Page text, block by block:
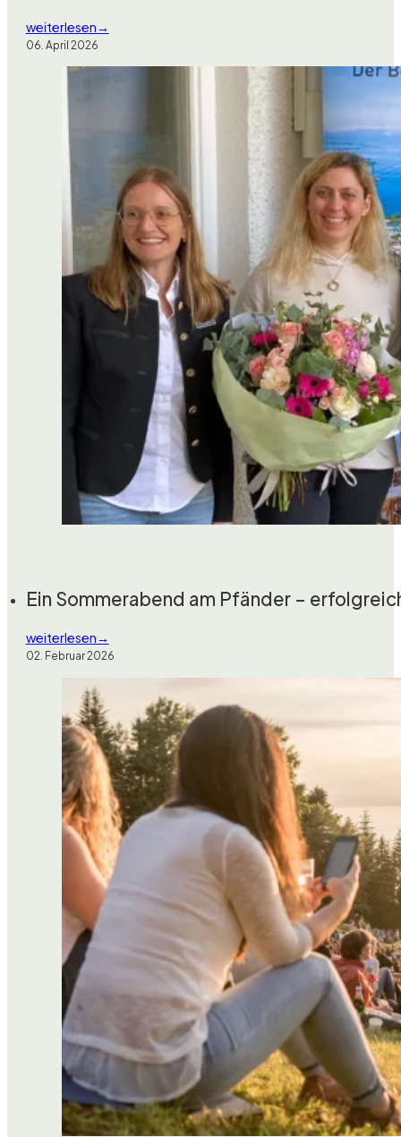
weiterlesen
06. April 2026
Ein Sommerabend am Pfänder –
weiterlesen
02. Februar 2026